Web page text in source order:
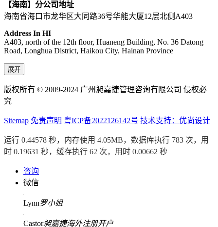
【海南】分公司地址
海南省海口市龙华区大同路36号华能大厦12层北侧A403
Address In HI
A403, north of the 12th floor, Huaneng Building, No. 36 Datong
Road, Longhua District, Haikou City, Hainan Province
展开
版权所有 © 2009-2024 广州昶嘉捷管理咨询有限公司 侵权必
究
Sitemap 免责声明 粤ICP备2022126142号 技术支持：优尚设计
运行 0.44578 秒，内存使用 4.05MB，数据库执行 783 次，用
时 0.19631 秒，缓存执行 62 次，用时 0.00662 秒
咨询
微信
Lynn罗小姐
Castor昶嘉捷海外注册开户